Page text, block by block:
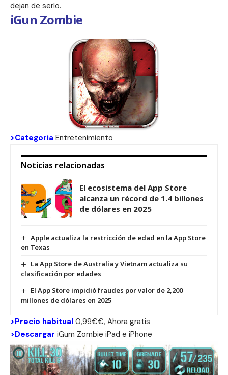
dejan de serlo.
iGun Zombie
>Categoria Entretenimiento
Noticias relacionadas
El ecosistema del App Store
alcanza un récord de 1.4 billones
de dólares en 2025
Apple actualiza la restricción de edad en la App Store
en Texas
La App Store de Australia y Vietnam actualiza su
clasificación por edades
El App Store impidió fraudes por valor de 2,200
millones de dólares en 2025
>Precio habitual 0,99€€, Ahora gratis
>Descargar iGum Zombie iPad e iPhone